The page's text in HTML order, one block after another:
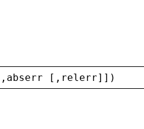
abserr [, relerr]])